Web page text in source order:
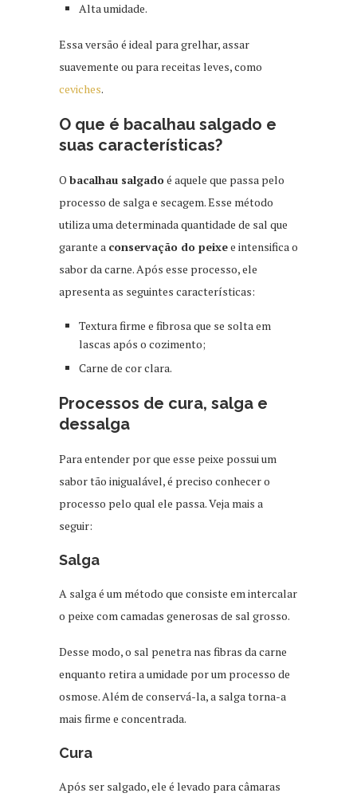
Alta umidade.
Essa versão é ideal para grelhar, assar
suavemente ou para receitas leves, como
ceviches.
O que é bacalhau salgado e
suas características?
O bacalhau salgadoé aquele que passa pelo
processo de salga e secagem. Esse método
utiliza uma determinada quantidade de sal que
garante a conservação do peixee intensifica o
sabor da carne. Após esse processo, ele
apresenta as seguintes características:
Textura firme e fibrosa que se solta em
lascas após o cozimento;
Carne de cor clara.
Processos de cura, salga e
dessalga
Para entender por que esse peixe possui um
sabor tão inigualável, é preciso conhecer o
processo pelo qual ele passa. Veja mais a
seguir:
Salga
A salga é um método que consiste em intercalar
o peixe com camadas generosas de sal grosso.
Desse modo, o sal penetra nas fibras da carne
enquanto retira a umidade por um processo de
osmose. Além de conservá-la, a salga torna-a
mais firme e concentrada.
Cura
Após ser salgado, ele é levado para câmaras